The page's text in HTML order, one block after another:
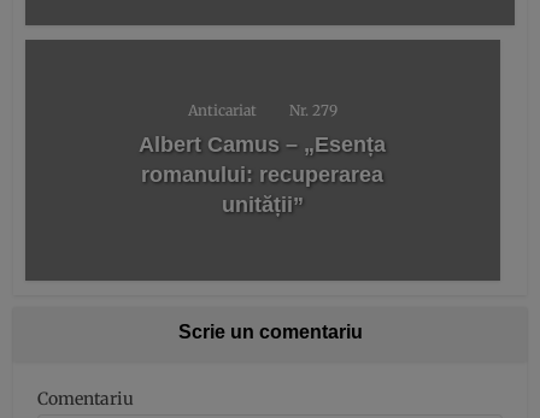
Anticariat Nr. 279
Albert Camus – „Esența
romanului: recuperarea
unității”
Scrie un comentariu
Comentariu